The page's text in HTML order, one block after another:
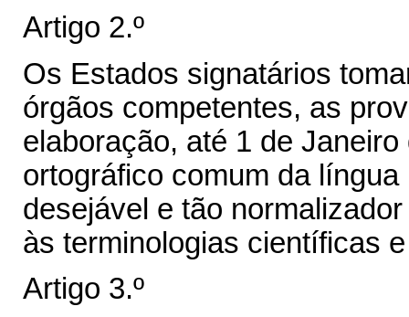
Artigo 2.º
Os Estados signatários
órgãos competentes, as
elaboração, até 1 de
ortográfico comum da
desejável e tão
às terminologias científicas
Artigo 3.º